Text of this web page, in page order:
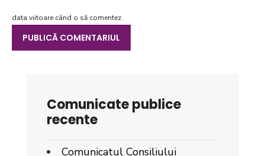
data viitoare când o să comentez.
Comunicate publice
recente
Comunicatul Consiliului